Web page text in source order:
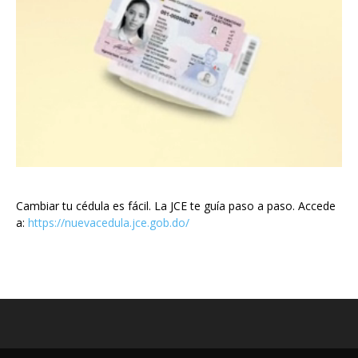
Cambiar tu cédula es fácil. La JCE te guía paso a paso. Accede
a: https://nuevacedula.jce.gob.do/